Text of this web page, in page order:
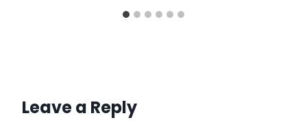
Leave a Reply